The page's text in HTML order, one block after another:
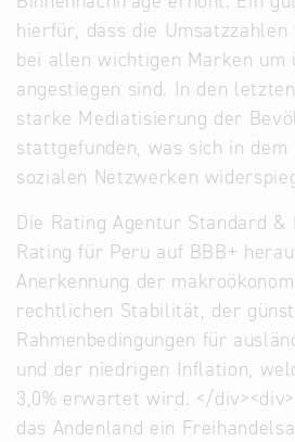
hierfür, dass die Umsatzzahlen
bei allen wichtigen Marken um
angestiegen sind. In den
starke Mediatisierung der
stattgefunden, was sich in dem
sozialen Netzwerken
Die Rating Agentur Standard &
Rating für Peru auf BBB+
Anerkennung der
rechtlichen Stabilität, der
Rahmenbedingungen für
und der niedrigen Inflation,
3,0% erwartet wird. </
das Andenland ein